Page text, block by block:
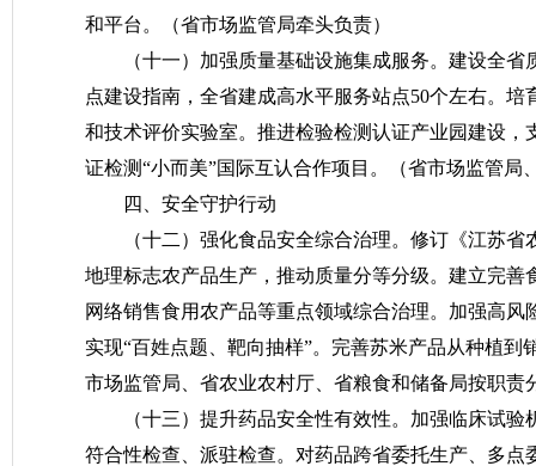
和平台。
（省市场监管局牵头负责）
（十一）加强质量基础设施集成服务。 建设全省
点建设指南，全省建成高水平服务站点50个左右。
和技术评价实验室。推进检验检测认证产业园建设
证检测“小而美”国际互认合作项目。
（省市场监管
四、安全守护行动
（十二）强化食品安全综合治理。 修订《江苏省
地理标志农产品生产，推动质量分等分级。建立完
网络销售食用农产品等重点领域综合治理。加强高
实现“百姓点题、靶向抽样”。完善苏米产品从种植
市场监管局、省农业农村厅、省粮食和储备局按职责
（十三）提升药品安全性有效性。 加强临床试验
符合性检查、派驻检查。对药品跨省委托生产、多